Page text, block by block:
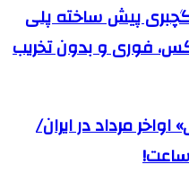
گچبری پیش ساخته پلی
فوری و بدون تخریب
مرداد در ایران/